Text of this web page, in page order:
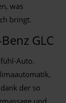
was
bringt.
GLC
Auto.
der so
und